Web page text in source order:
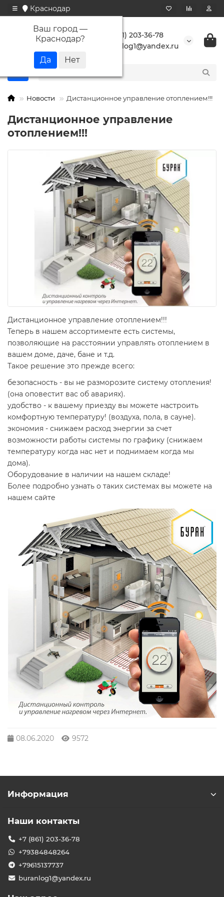
Краснодар
Ваш город —
Краснодар?
+7 (861) 203-36-78
buranlog1@yandex.ru
Новости Дистанционное управление отоплением!!!
Дистанционное управление
отоплением!!!
Дистанционное управление отоплением!!!
Теперь в нашем ассортименте есть системы,
позволяющие на расстоянии управлять отоплением в
вашем доме, даче, бане и т.д.
Такое решение это прежде всего:
безопасность - вы не разморозите систему отопления!
(она оповестит вас об авариях).
удобство - к вашему приезду вы можете настроить
комфортную температуру! (воздуха, пола, в сауне).
экономия - снижаем расход энергии за счет
возможности работы системы по графику (снижаем
температуру когда нас нет и поднимаем когда мы
дома).
Оборудование в наличии на нашем складе!
Более подробно узнать о таких системах вы можете на
нашем сайте
08.06.2020 9572
Информация
Наши контакты
+7 (861) 203-36-78
+79384848264
+79615137737
buranlog1@yandex.ru